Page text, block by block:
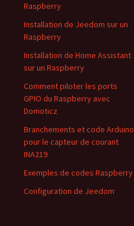
Raspberry
Installation de Jeedom sur un
Raspberry
Installation de Home Assistant
sur un Raspberry
Comment piloter les ports
GPIO du Raspberry avec
Domoticz
Branchements et code Arduino
pour le capteur de courant
INA219
Exemples de codes Raspberry
Configuration de Jeedom